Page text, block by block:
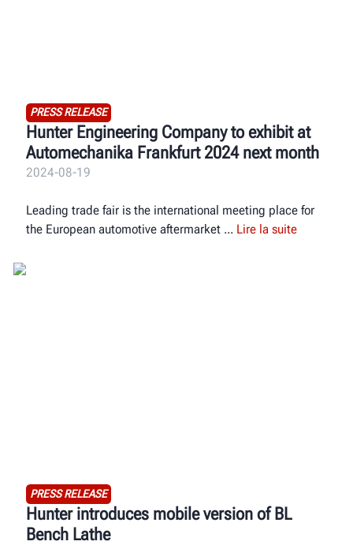
PRESS RELEASE
Hunter Engineering Company to exhibit at
Automechanika Frankfurt 2024 next month
2024-08-19
Leading trade fair is the international meeting place for
the European automotive aftermarket
Lire la suite
PRESS RELEASE
Hunter introduces mobile version of BL
Bench Lathe